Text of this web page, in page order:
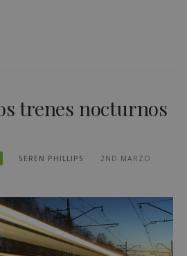
trenes nocturnos
SEREN PHILLIPS
2ND MARZO